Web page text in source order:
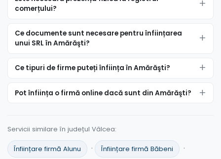
comerțului?
Ce documente sunt necesare pentru înființarea
unui SRL în Amărăşti?
Ce tipuri de firme puteți înființa în Amărăşti?
Pot înființa o firmă online dacă sunt din Amărăşti?
Servicii similare în județul Vâlcea:
Înființare firmă Alunu · Înființare firmă Băbeni ·